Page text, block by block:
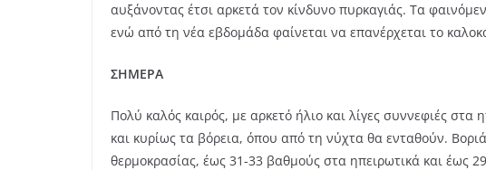
αυξάνοντας έτσι αρκετά τον κίνδυνο πυρκαγιάς. Τα
ενώ από τη νέα εβδομάδα φαίνεται να επανέρχεται το
ΣΗΜΕΡΑ
Πολύ καλός καιρός, με αρκετό ήλιο και λίγες συννεφιές στα
και κυρίως τα βόρεια, όπου από τη νύχτα θα ενταθούν.
θερμοκρασίας, έως 31-33 βαθμούς στα ηπειρωτικά και έως